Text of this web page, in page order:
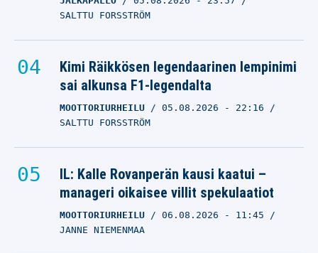
SALTTU FORSSTRÖM
Kimi Räikkösen legendaarinen lempinimi
sai alkunsa F1-legendalta
MOOTTORIURHEILU 05.08.2026 - 22:16
SALTTU FORSSTRÖM
IL: Kalle Rovanperän kausi kaatui –
manageri oikaisee villit spekulaatiot
MOOTTORIURHEILU 06.08.2026 - 11:45
JANNE NIEMENMAA